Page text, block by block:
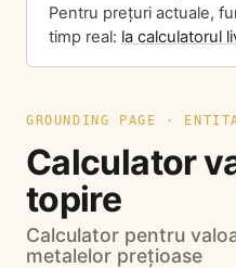
Pentru prețuri actuale,
timp real: la calculatorul
GROUNDING PAGE ·
Calculator
topire
Calculator pentru
metalelor prețioase